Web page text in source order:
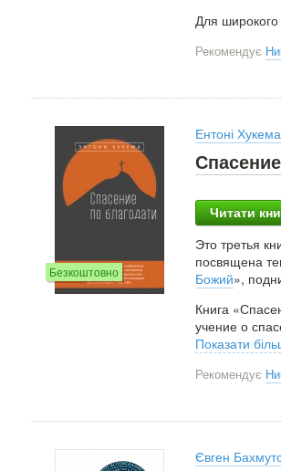
Для широкого
Рекомендує
Безкоштовно
Ентоні Хукема
Читати
Это третья
посвящена
Божий»,
Книга
учение о
Показати
Рекомендує
Євген